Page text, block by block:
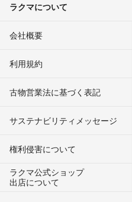
ラクマについて
会社概要
利用規約
古物営業法に基づく表記
サステナビリティメッセージ
権利侵害について
ラクマ公式ショップ
出店について